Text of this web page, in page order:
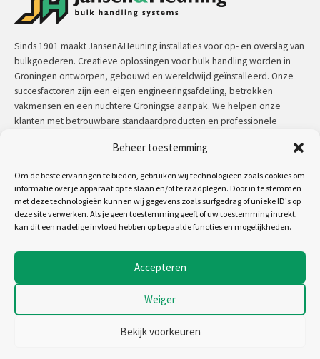
Beheer toestemming
Om de beste ervaringen te bieden, gebruiken wij technologieën zoals cookies om
informatie over je apparaat op te slaan en/of te raadplegen. Door in te stemmen
met deze technologieën kunnen wij gegevens zoals surfgedrag of unieke ID's op
deze site verwerken. Als je geen toestemming geeft of uw toestemming intrekt,
kan dit een nadelige invloed hebben op bepaalde functies en mogelijkheden.
Accepteren
Weiger
Bekijk voorkeuren
Sinds 1901 maakt Jansen&Heuning installaties voor op- en overslag van
bulkgoederen. Creatieve oplossingen voor bulk handling worden in
Groningen ontworpen, gebouwd en wereldwijd geïnstalleerd. Onze
succesfactoren zijn een eigen engineeringsafdeling, betrokken
vakmensen en een nuchtere Groningse aanpak. We helpen onze
klanten met betrouwbare standaardproducten en professionele
lees meer
Volg ons op:
Copyright 2026 - Jansen&Heuning
Disclaimer